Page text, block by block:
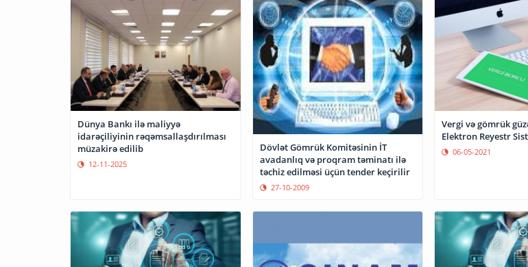
Dünya Bankı ilə maliyyə
idarəçiliyinin rəqəmsallaşdırılması
müzakirə edilib
12-11-2025
Dövlət Gömrük Komitəsinin İT
avadanlıq və proqram təminatı ilə
təchiz edilməsi üçün tender keçirilir
27-10-2009
Vergi və gömrük
Elektron Reyestr
06-05-2021